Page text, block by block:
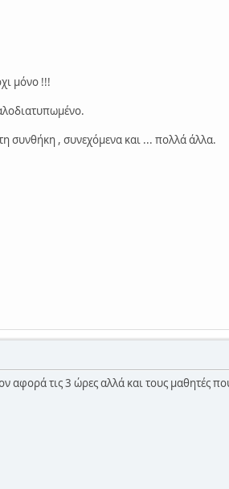
μόνο !!!
συνθήκη , συνεχόμενα και ... πολλά άλλα.
αφορά τις 3 ώρες αλλά και τους μαθητές